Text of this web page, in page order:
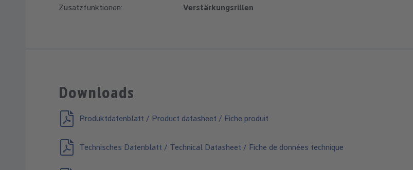
Zusatzfunktionen:
Verstärkungsrillen
Downloads
Produktdatenblatt / Product datasheet / Fiche produit
Technisches Datenblatt / Technical Datasheet / Fiche de données technique